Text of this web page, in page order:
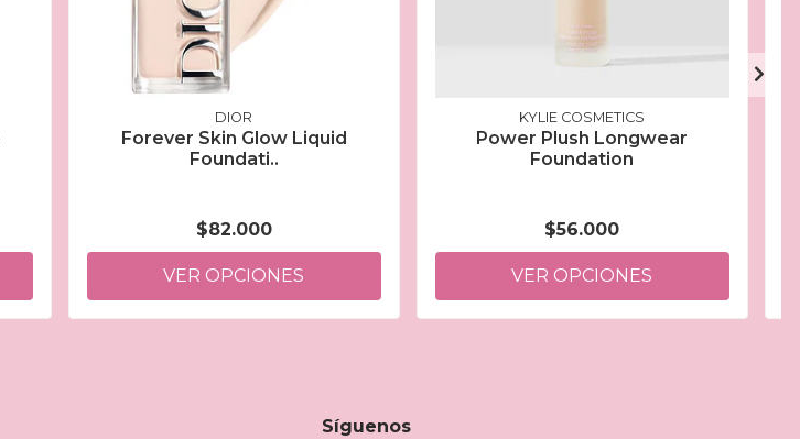
DIOR
Forever Skin Glow Liquid
Foundati..
$82.000
VER OPCIONES
KYLIE COSMETICS
Power Plush Longwear
Foundation
$56.000
VER OPCIONES
Síguenos